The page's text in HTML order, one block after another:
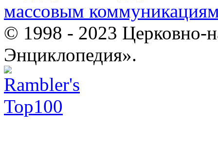
массовым
© 1998 - 2023 Церковно-
Энциклопедия».